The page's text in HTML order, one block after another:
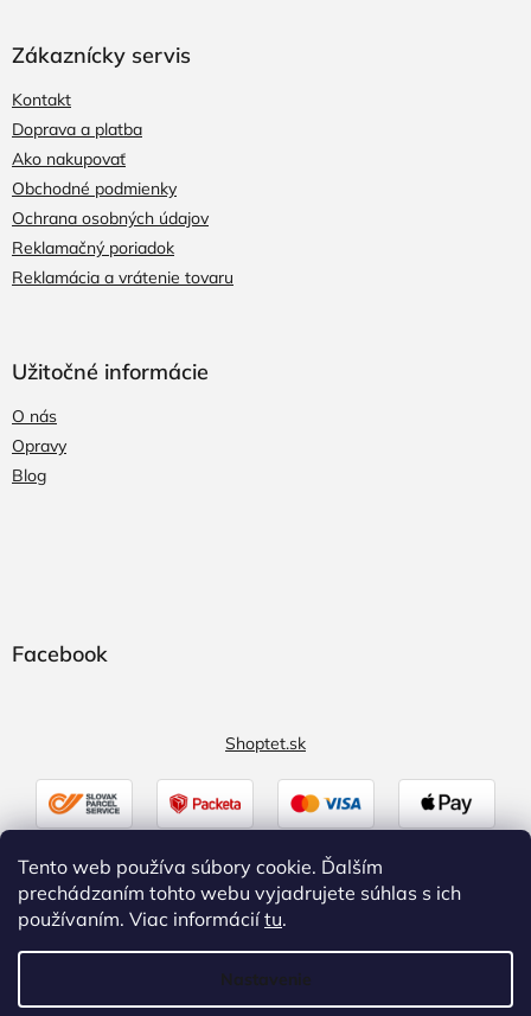
Tento web používa súbory cookie. Ďalším
prechádzaním tohto webu vyjadrujete súhlas s ich
používaním. Viac informáciítu.
Nastavenie
Zákaznícky servis
Kontakt
Doprava a platba
Ako nakupovať
Obchodné podmienky
Ochrana osobných údajov
Reklamačný poriadok
Reklamácia a vrátenie tovaru
Užitočné informácie
O nás
Opravy
Blog
Facebook
Shoptet.sk
Vytvoril Shoptet|Upravil Balkys